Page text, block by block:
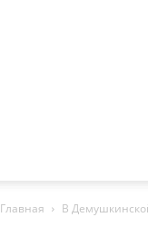
Главная В